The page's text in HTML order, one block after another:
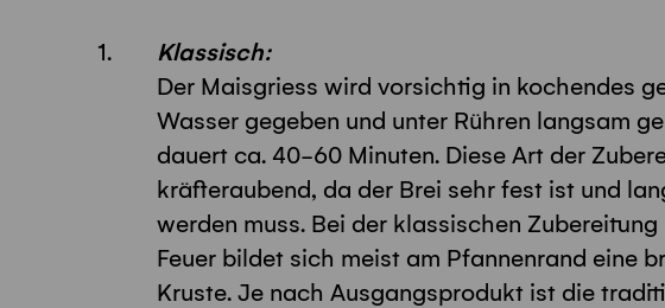
Klassisch:
Der Maisgriess wird vorsichtig in kochendes
Wasser gegeben und unter Rühren langsam
dauert ca. 40-60 Minuten. Diese Art der
kräfteraubend, da der Brei sehr fest ist und
werden muss. Bei der klassischen Zubereitung
Feuer bildet sich meist am Pfannenrand eine
Kruste. Je nach Ausgangsprodukt ist die